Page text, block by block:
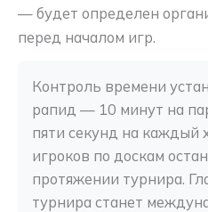
— будет определен
перед началом игр.
Контроль времени
рапид — 10 минут на
пяти секунд на каждый
игроков по доскам
протяжении турнира.
турнира станет